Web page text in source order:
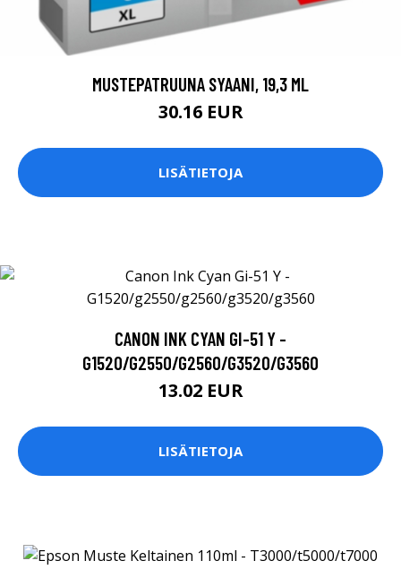
MUSTEPATRUUNA SYAANI, 19,3 ML
30.16 EUR
LISÄTIETOJA
CANON INK CYAN GI-51 Y -
G1520/G2550/G2560/G3520/G3560
13.02 EUR
LISÄTIETOJA